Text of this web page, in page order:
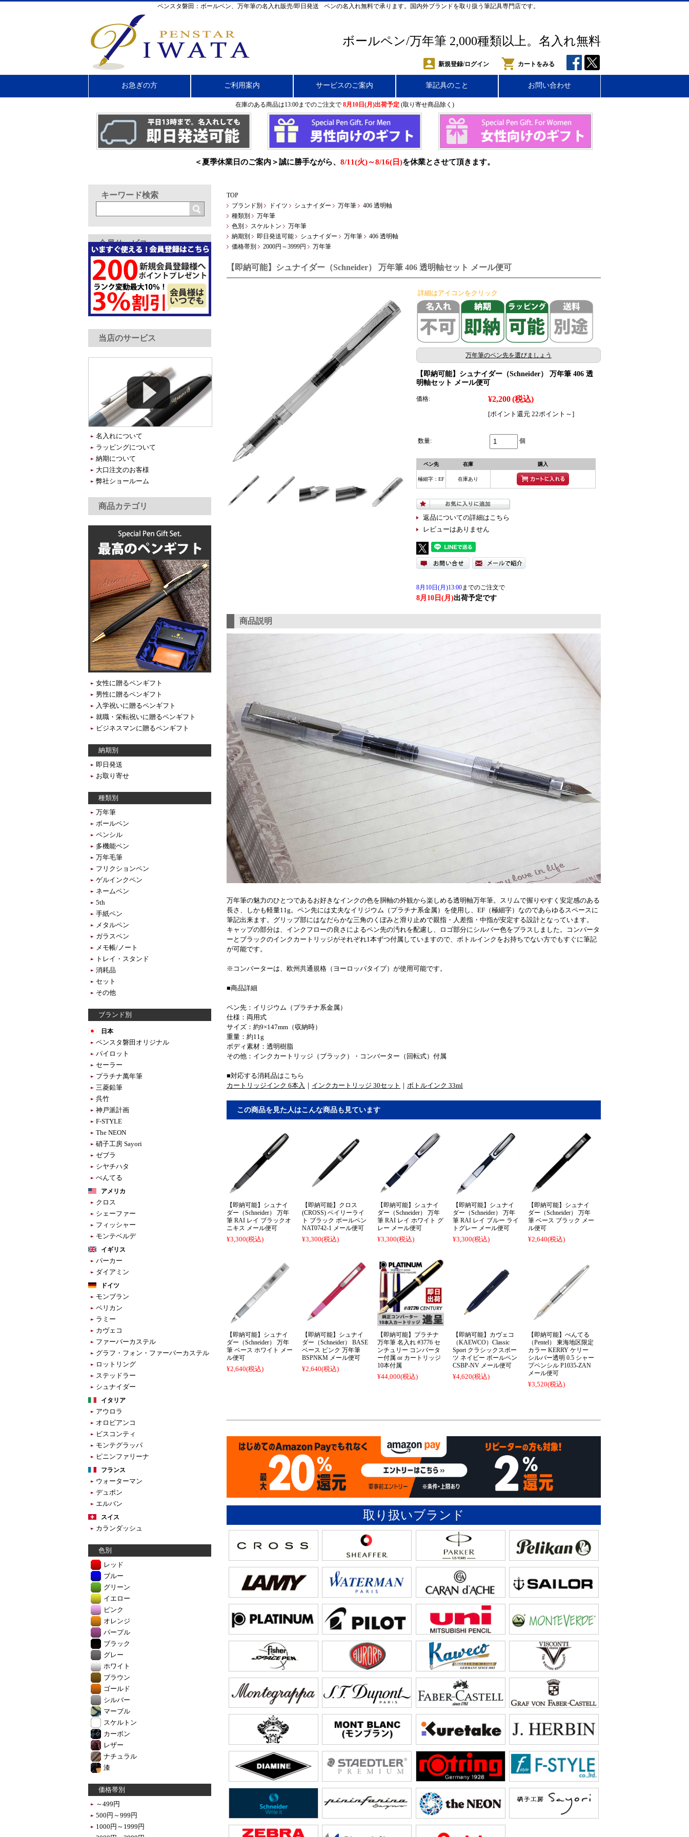
ペンスタ磐田：ボールペン、万年筆の名入れ販売/即日発送 ペンの名入れ無料で承ります。国内外ブランドを取り扱う筆記具専門店です。
ボールペン/万年筆 2,000種類以上。名入れ無料
新規登録/ログイン カートをみる
お急ぎの方 ご利用案内 サービスのご案内 筆記具のこと お問い合わせ
在庫のある商品は13:00までのご注文で 8月10日(月)出荷予定(取り寄せ商品除く)
＜夏季休業日のご案内＞誠に勝手ながら、 8/11(火)～8/16(日)を休業とさせて頂きます。
TOP
ブランド別
ドイツ シュナイダー 万年筆
406 透明軸
種類別
万年筆
色別
スケルトン
万年筆
納期別
即日発送可能 シュナイダー 万年筆
406 透明軸
価格帯別
2000円～3999円 万年筆
【即納可能】シュナイダー（Schneider） 万年筆 406 透明軸セット メール便可
詳細はアイコンをクリック
万年筆のペン先を選びましょう
【即納可能】シュナイダー（Schneider） 万年筆 406 透
明軸セット メール便可
価格: ¥2,200(税込)
[ポイント還元 22ポイント～]
数量: 個
ペン先 在庫 購入
極細字：EF 在庫あり
返品についての詳細はこちら
レビューはありません
8月10日(月)13:00までのご注文で
8月10日(月)出荷予定です
商品説明
万年筆の魅力のひとつであるお好きなインクの色を胴軸の外観から楽しめる透明軸万年筆。スリムで握りやすく安定感のある
長さ、しかも軽量11g。ペン先には丈夫なイリジウム（プラチナ系金属）を使用し、EF（極細字）なのであらゆるスペースに
筆記出来ます。グリップ部にはなだらかな三角のくぼみと滑り止めで親指・人差指・中指が安定する設計となっています。
キャップの部分は、インクフローの良さによるペン先の汚れを配慮し、ロゴ部分にシルバー色をプラスしました。コンバータ
ーとブラックのインクカートリッジがそれぞれ1本ずつ付属していますので、ボトルインクをお持ちでない方でもすぐに筆記
が可能です。
※コンバーターは、欧州共通規格（ヨーロッパタイプ）が使用可能です。
■商品詳細
ペン先：イリジウム（プラチナ系金属）
仕様：両用式
サイズ：約9×147mm（収納時）
重量：約11g
ボディ素材：透明樹脂
その他：インクカートリッジ（ブラック）・コンバーター（回転式）付属
■対応する消耗品はこちら
カートリッジインク 6本入 ｜ インクカートリッジ 30セット ｜ ボトルインク 33ml
この商品を見た人はこんな商品も見ています
【即納可能】シュナイ
ダー（Schneider） 万年
筆 RAI レイ ブラックオ
ニキス メール便可
¥3,300(税込)
【即納可能】クロス
(CROSS) ベイリーライ
ト ブラック ボールペン
NAT0742-1 メール便可
¥3,300(税込)
【即納可能】シュナイ
ダー（Schneider） 万年
筆 RAI レイ ホワイト グ
レー メール便可
¥3,300(税込)
【即納可能】シュナイ
ダー（Schneider） 万年
筆 RAI レイ ブルー ライ
トグレー メール便可
¥3,300(税込)
【即納可能】シュナイ
ダー（Schneider） 万年
筆 ベース ブラック メー
ル便可
¥2,640(税込)
【即納可能】シュナイ
ダー（Schneider） 万年
筆 ベース ホワイト メー
ル便可
¥2,640(税込)
【即納可能】シュナイ
ダー（Schneider） BASE
ベース ピンク 万年筆
BSPNKM メール便可
¥2,640(税込)
【即納可能】プラチナ
万年筆 名入れ #3776 セ
ンチュリー コンバータ
ー付属 or カートリッジ
10本付属
¥44,000(税込)
【即納可能】カヴェコ
（KAEWCO）Classic
Sport クラシックスポー
ツ ネイビー ボールペン
CSBP-NV メール便可
¥4,620(税込)
【即納可能】ぺんてる
（Pentel） 東海地区限定
カラー KERRY ケリー
シルバー透明 0.5 シャー
プペンシル P1035-ZAN
メール便可
¥3,520(税込)
取り扱いブランド
会員サービス
当店のサービス
名入れについて
ラッピングについて
納期について
大口注文のお客様
弊社ショールーム
商品カテゴリ
女性に贈るペンギフト
男性に贈るペンギフト
入学祝いに贈るペンギフト
就職・栄転祝いに贈るペンギフト
ビジネスマンに贈るペンギフト
納期別
即日発送
お取り寄せ
種類別
万年筆
ボールペン
ペンシル
多機能ペン
万年毛筆
フリクションペン
ゲルインクペン
ネームペン
5th
手紙ペン
メタルペン
ガラスペン
メモ帳/ノート
トレイ・スタンド
消耗品
セット
その他
ブランド別
日本
ペンスタ磐田オリジナル
パイロット
セーラー
プラチナ萬年筆
三菱鉛筆
呉竹
神戸派計画
F-STYLE
The NEON
硝子工房 Sayori
ゼブラ
シヤチハタ
ぺんてる
アメリカ
クロス
シェーファー
フィッシャー
モンテベルデ
イギリス
パーカー
ダイアミン
ドイツ
モンブラン
ペリカン
ラミー
カヴェコ
ファーバーカステル
グラフ・フォン・ファーバーカステル
ロットリング
ステッドラー
シュナイダー
イタリア
アウロラ
オロビアンコ
ビスコンティ
モンテグラッパ
ピニンファリーナ
フランス
ウォーターマン
デュポン
エルバン
スイス
カランダッシュ
色別
レッド
ブルー
グリーン
イエロー
ピンク
オレンジ
パープル
ブラック
グレー
ホワイト
ブラウン
ゴールド
シルバー
マーブル
スケルトン
カーボン
レザー
ナチュラル
漆
価格帯別
～499円
500円～999円
1000円～1999円